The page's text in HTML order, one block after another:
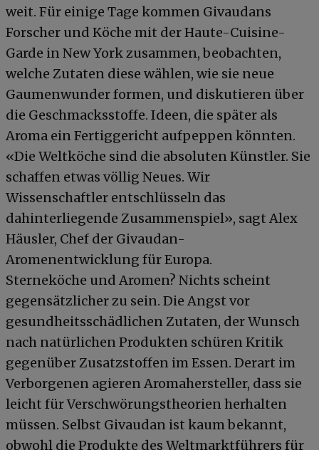
weit. Für einige Tage kommen Givaudans
Forscher und Köche mit der Haute-Cuisine-
Garde in New York zusammen, beobachten,
welche Zutaten diese wählen, wie sie neue
Gaumenwunder formen, und diskutieren über
die Geschmacksstoffe. Ideen, die später als
Aroma ein Fertiggericht aufpeppen könnten.
«Die Weltköche sind die absoluten Künstler. Sie
schaffen etwas völlig Neues. Wir
Wissenschaftler entschlüsseln das
dahinterliegende Zusammenspiel», sagt Alex
Häusler, Chef der Givaudan-
Aromenentwicklung für Europa.
Sterneköche und Aromen? Nichts scheint
gegensätzlicher zu sein. Die Angst vor
gesundheitsschädlichen Zutaten, der Wunsch
nach natürlichen Produkten schüren Kritik
gegenüber Zusatzstoffen im Essen. Derart im
Verborgenen agieren Aromahersteller, dass sie
leicht für Verschwörungstheorien herhalten
müssen. Selbst Givaudan ist kaum bekannt,
obwohl die Produkte des Weltmarktführers für